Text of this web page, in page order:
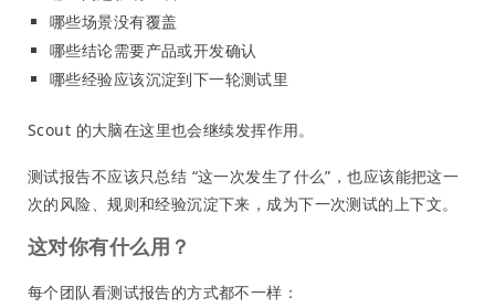
哪些场景没有覆盖
哪些结论需要产品或开发确认
哪些经验应该沉淀到下一轮测试里
Scout 的大脑在这里也会继续发挥作用。
测试报告不应该只总结 “这一次发生了什么”，也应该能把这一
次的风险、规则和经验沉淀下来，成为下一次测试的上下文。
这对你有什么用？
每个团队看测试报告的方式都不一样：